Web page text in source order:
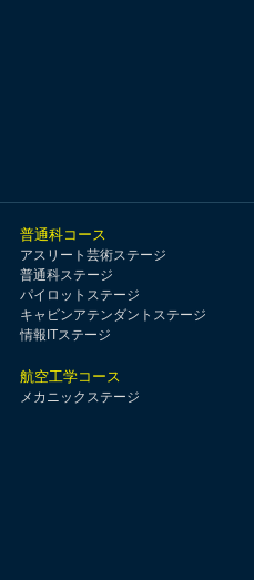
普通科コース
アスリート芸術ステージ
普通科ステージ
パイロットステージ
キャビンアテンダントステージ
情報ITステージ
航空工学コース
メカニックステージ